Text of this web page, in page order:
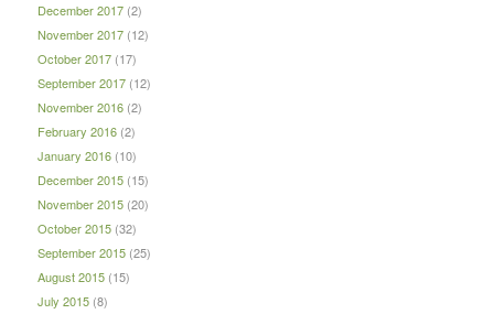
December 2017(2)
November 2017(12)
October 2017(17)
September 2017(12)
November 2016(2)
February 2016(2)
January 2016(10)
December 2015(15)
November 2015(20)
October 2015(32)
September 2015(25)
August 2015(15)
July 2015(8)